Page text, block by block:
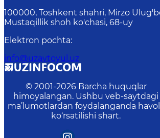
100000, Toshkent shahri, Mirzo
Mustaqillik shoh ko'chasi, 68-uy
Elektron pochta:
info@uzavtoyul.uz
© 2001-2026 Barcha huquqlar
himoyalangan. Ushbu veb-saytdagi
ma’lumotlardan foydalanganda
ko‘rsatilishi shart.